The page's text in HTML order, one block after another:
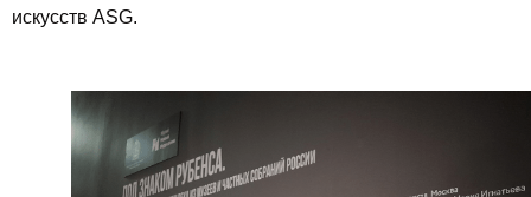
искусств ASG.